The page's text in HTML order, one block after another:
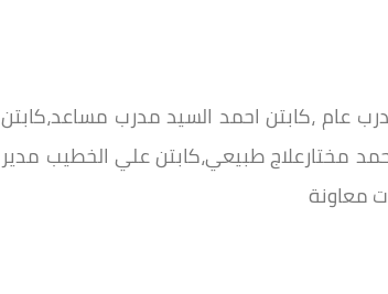
عام ،كابتن احمد السيد مدرب مساعد،كابتن
مختارعلاج طبيعي،كابتن علي الخطيب مدير
معاونة